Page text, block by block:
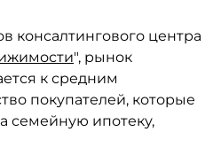
консалтингового центра
", рынок
к средним
покупателей, которые
семейную ипотеку,